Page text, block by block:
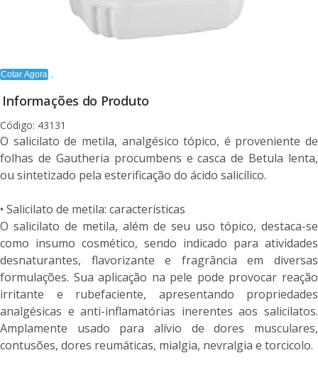
Cotar Agora
Informações do Produto
Código: 43131
O salicilato de metila, analgésico tópico, é proveniente de
folhas de Gautheria procumbens e casca de Betula lenta,
ou sintetizado pela esterificação do ácido salicílico.
• Salicilato de metila: características
O salicilato de metila, além de seu uso tópico, destaca-se
como insumo cosmético, sendo indicado para atividades
desnaturantes, flavorizante e fragrância em diversas
formulações. Sua aplicação na pele pode provocar reação
irritante e rubefaciente, apresentando propriedades
analgésicas e anti-inflamatórias inerentes aos salicilatos.
Amplamente usado para alívio de dores musculares,
contusões, dores reumáticas, mialgia, nevralgia e torcicolo.